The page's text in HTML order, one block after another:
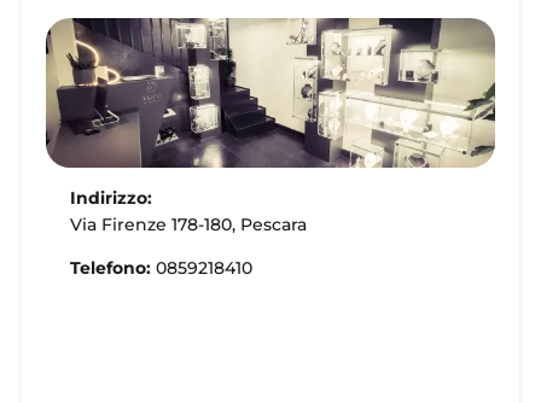
Indirizzo:
Via Firenze 178-180, Pescara
Telefono: 0859218410